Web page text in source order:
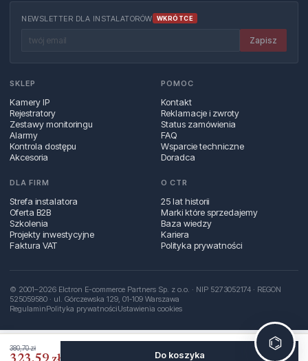
380,70 zł
Do koszyka
NEWSLETTER DLA INSTALATORÓW WKRÓTCE
Zapisz
SKLEP
Kamery IP
Rejestratory
Zestawy monitoringu
Alarmy
Kontrola dostępu
Akcesoria
POMOC
Kontakt
Reklamacje i zwroty
Status zamówienia
FAQ
Wsparcie techniczne
Doradca
DLA FIRM
Strefa instalatora
Oferta B2B
Szkolenia
Projekty inwestycyjne
Faktura VAT
O CTR
25 lat historii
Marki które sprzedajemy
Baza wiedzy
Kariera
Polityka prywatności
© 2001–2026 Elctron E-commerce Partners Sp. z o.o. · NIP 5273052174 · REGON
525059580 · ul. Górczewska 129, 01‑109 Warszawa
RegulaminPolityka prywatnościUstawienia cookies
⌬